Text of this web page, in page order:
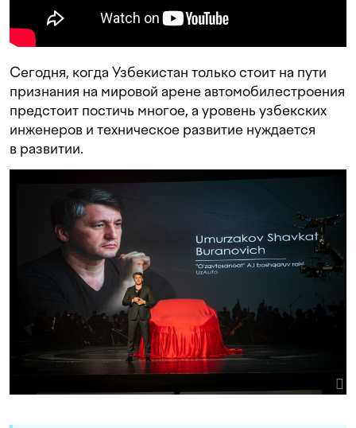
Сегодня, когда Узбекистан только стоит на пути
признания на мировой арене автомобилестроения
предстоит постичь многое, а уровень узбекских
инженеров и техническое развитие нуждается
в развитии.